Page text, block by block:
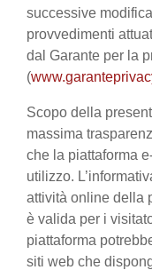
successive
provvedimenti
dal Garante per la
(
Scopo della
massima
che la piattaforma
utilizzo.
attività online della
è valida per i
piattaforma
siti web che